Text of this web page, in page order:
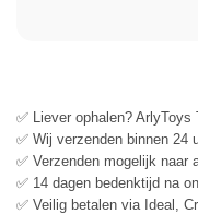
✅ Liever ophalen?
✅ Wij verzenden binnen 24
✅ Verzenden mogelijk naar
✅ 14 dagen bedenktijd na
✅ Veilig betalen via Ideal,